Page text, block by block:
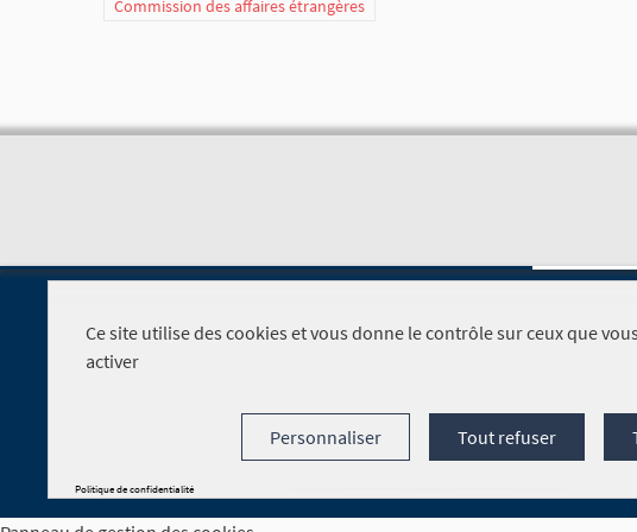
Commission des affaires étrangères
Foire aux questions Conditions
Ce site utilise des cookies et vous donne le contrôle sur ceux que
activer
Tout refuser
Personnaliser
Politique de confidentialité